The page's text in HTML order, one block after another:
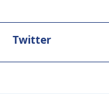
Twitter